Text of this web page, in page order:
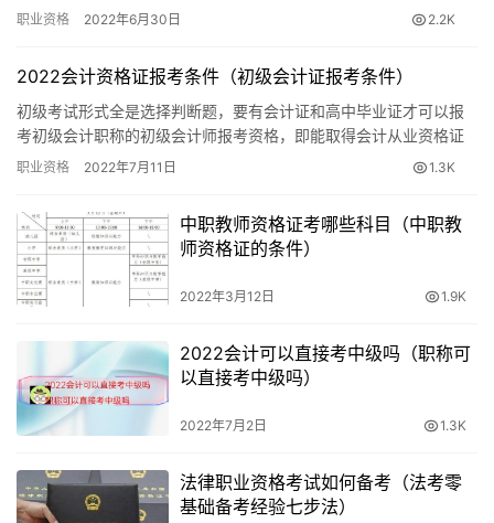
（4）具备社会心理学、教育、医学类专业的高级职称评
谱学习培训达要求规范学时数，并得到毕（结）业资格证书
者。
职业资格考试，系统集成项目管理工程师证书用处：考过系统集成
职业资格 2022年6月30日 2.2K
2022会计资格证报考条件（初级会计证报考条件）
初级考试形式全是选择判断题，要有会计证和高中毕业证才可以报
考初级会计职称的初级会计师报考资格，即能取得会计从业资格证
书。会计证初级会计考试一般为一年一次。 主要报考条件：第一是
职业资格 2022年7月11日 1.3K
中职教师资格证考哪些科目（中职教
师资格证的条件）
2022年3月12日 1.9K
2022会计可以直接考中级吗（职称可
以直接考中级吗）
2022年7月2日 1.3K
法律职业资格考试如何备考（法考零
基础备考经验七步法）